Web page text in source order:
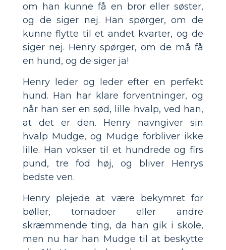
om han kunne få en bror eller søster,
og de siger nej. Han spørger, om de
kunne flytte til et andet kvarter, og de
siger nej. Henry spørger, om de må få
en hund, og de siger ja!
Henry leder og leder efter en perfekt
hund. Han har klare forventninger, og
når han ser en sød, lille hvalp, ved han,
at det er den. Henry navngiver sin
hvalp Mudge, og Mudge forbliver ikke
lille. Han vokser til et hundrede og firs
pund, tre fod høj, og bliver Henrys
bedste ven.
Henry plejede at være bekymret for
bøller, tornadoer eller andre
skræmmende ting, da han gik i skole,
men nu har han Mudge til at beskytte